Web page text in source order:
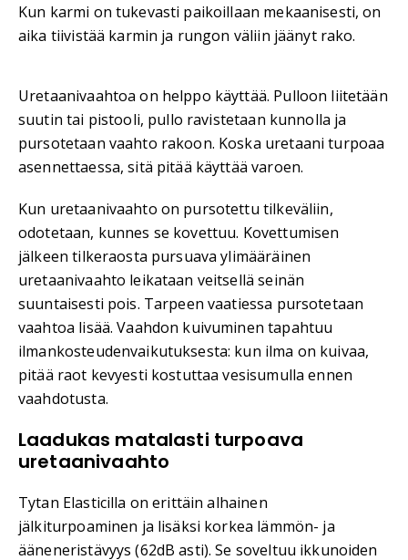
Kun karmi on tukevasti paikoillaan mekaanisesti, on
aika tiivistää karmin ja rungon väliin jäänyt rako.
Uretaanivaahtoa on helppo käyttää. Pulloon liitetään
suutin tai pistooli, pullo ravistetaan kunnolla ja
pursotetaan vaahto rakoon. Koska uretaani turpoaa
asennettaessa, sitä pitää käyttää varoen.
Kun uretaanivaahto on pursotettu tilkeväliin,
odotetaan, kunnes se kovettuu. Kovettumisen
jälkeen tilkeraosta pursuava ylimääräinen
uretaanivaahto leikataan veitsellä seinän
suuntaisesti pois. Tarpeen vaatiessa pursotetaan
vaahtoa lisää. Vaahdon kuivuminen tapahtuu
ilmankosteudenvaikutuksesta: kun ilma on kuivaa,
pitää raot kevyesti kostuttaa vesisumulla ennen
vaahdotusta.
Laadukas matalasti turpoava
uretaanivaahto
Tytan Elasticilla on erittäin alhainen
jälkiturpoaminen ja lisäksi korkea lämmön- ja
ääneneristävyys (62dB asti). Se soveltuu ikkunoiden